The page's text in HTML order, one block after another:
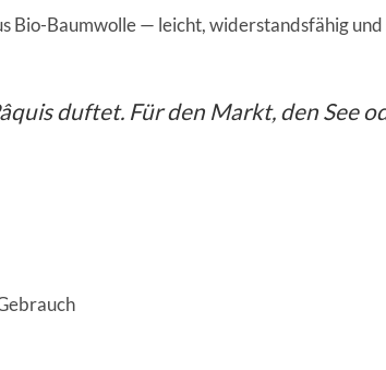
Bio-Baumwolle — leicht, widerstandsfähig
duftet. Für den Markt, den See